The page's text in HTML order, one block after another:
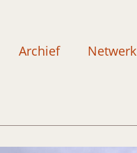
Archief Netwerk